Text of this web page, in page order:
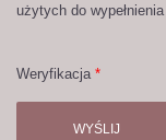
użytych do
Weryfikacja *
WYŚLIJ